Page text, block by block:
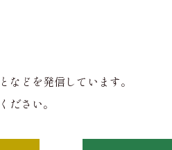
どを発信しています。
ださい。